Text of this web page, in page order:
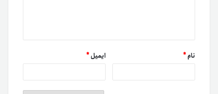
نام* ایمیل*